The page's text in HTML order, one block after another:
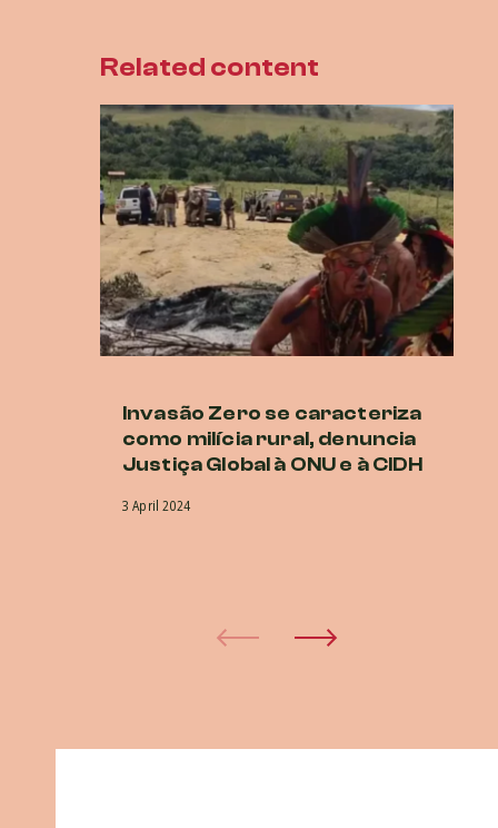
Related content
Invasão Zero se caracteriza
como milícia rural, denuncia
Justiça Global à ONU e à CIDH
3 April 2024